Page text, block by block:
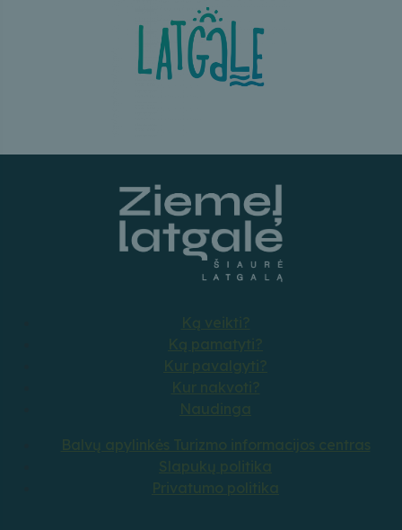
Ką veikti?
Ką pamatyti?
Kur pavalgyti?
Kur nakvoti?
Naudinga
Balvų apylinkės Turizmo informacijos centras
Slapukų politika
Privatumo politika